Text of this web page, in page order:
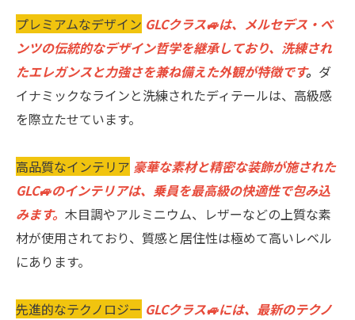
プレミアムなデザイン GLCクラス🚙は、メルセデス・ベ
ンツの伝統的なデザイン哲学を継承しており、洗練され
たエレガンスと力強さを兼ね備えた外観が特徴です。 ダ
イナミックなラインと洗練されたディテールは、高級感
を際立たせています。
高品質なインテリア 豪華な素材と精密な装飾が施された
GLC🚙のインテリアは、乗員を最高級の快適性で包み込
みます。 木目調やアルミニウム、レザーなどの上質な素
材が使用されており、質感と居住性は極めて高いレベル
にあります。
先進的なテクノロジー GLCクラス🚙には、最新のテクノ